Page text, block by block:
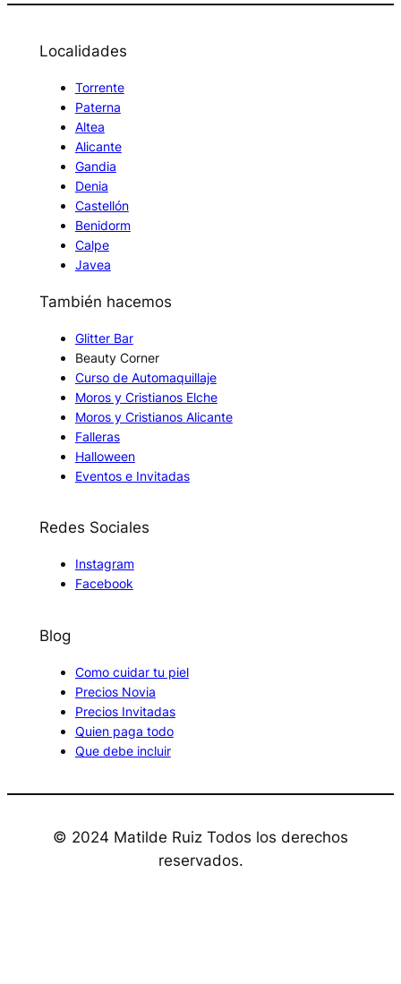
Localidades
Torrente
Paterna
Altea
Alicante
Gandia
Denia
Castellón
Benidorm
Calpe
Javea
También hacemos
Glitter Bar
Beauty Corner
Curso de Automaquillaje
Moros y Cristianos Elche
Moros y Cristianos Alicante
Falleras
Halloween
Eventos e Invitadas
Redes Sociales
Instagram
Facebook
Blog
Como cuidar tu piel
Precios Novia
Precios Invitadas
Quien paga todo
Que debe incluir
© 2024 Matilde Ruiz Todos los derechos
reservados.